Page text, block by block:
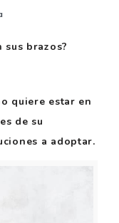
brazos?
quiere estar en
de su
a adoptar.